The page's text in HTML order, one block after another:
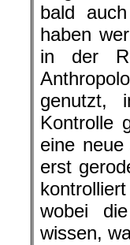
bald
haben
in der
genutzt,
Kontrolle
eine
erst
wobei
wissen,